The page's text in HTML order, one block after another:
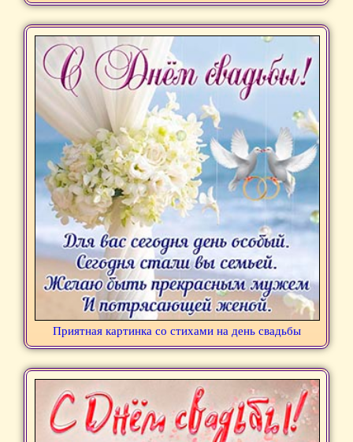
Приятная картинка со стихами на день свадьбы